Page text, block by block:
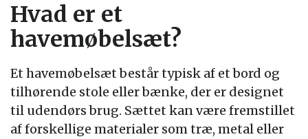
Hvad er et
havemøbelsæt?
Et havemøbelsæt består typisk af et bord og
tilhørende stole eller bænke, der er designet
til udendørs brug. Sættet kan være fremstillet
af forskellige materialer som træ, metal eller